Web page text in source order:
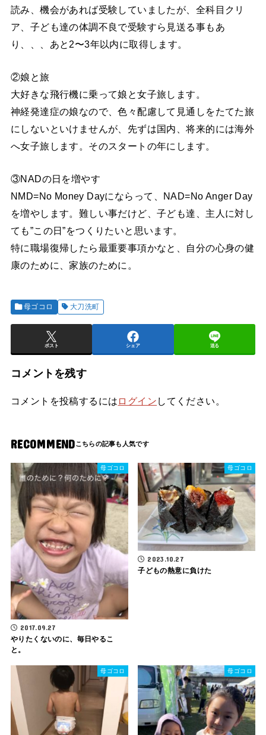
読み、機会があれば受験していましたが、全科目クリ
ア、子ども達の体調不良で受験すら見送る事もあ
り、、、あと2〜3年以内に取得します。
②娘と旅
大好きな飛行機に乗って娘と女子旅します。
神経発達症の娘なので、色々配慮して見通しをたてた旅
にしないといけませんが、先ずは国内、将来的には海外
へ女子旅します。そのスタートの年にします。
③NADの日を増やす
NMD=No Money Dayにならって、NAD=No Anger Day
を増やします。難しい事だけど、子ども達、主人に対し
ても”この日”をつくりたいと思います。
特に職場復帰したら最重要事項かなと、自分の心身の健
康のために、家族のために。
母ゴコロ 大刀洗町
ポスト シェア 送る
コメントを残す
コメントを投稿するには ログイン してください。
RECOMMEND
母ゴコロ
2017.09.27
やりたくないのに、毎日やるこ
と。
母ゴコロ
2023.10.27
子どもの熱意に負けた
母ゴコロ 母ゴコロ